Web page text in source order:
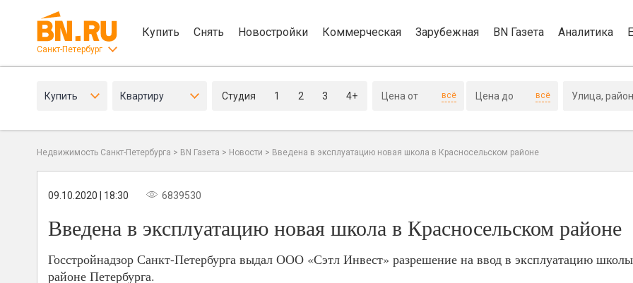
Санкт-Петербург
Купить Снять Новостройки Коммерческая Зарубежная BN Газета Аналитика
Купить Квартиру Студия 1 2 3 4+ всё всё
Недвижимость Санкт-Петербурга > BN Газета > Новости > Введена в эксплуатацию новая школа в Красносельском районе
09.10.2020 | 18:30 6839530
Введена в эксплуатацию новая школа в Красносельском районе
Госстройнадзор Санкт-Петербурга выдал ООО «Сэтл Инвест» разрешение на ввод в эксплуатацию
районе Петербурга.